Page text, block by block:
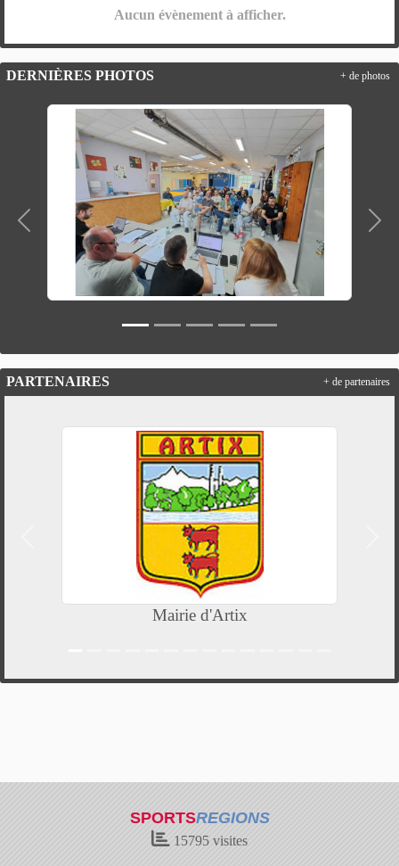
Aucun évènement à afficher.
DERNIÈRES PHOTOS
Précedent
+ de photos
PARTENAIRES
Mairie d'Artix
+ de partenaires
SPORTSREGIONS
15795 visites